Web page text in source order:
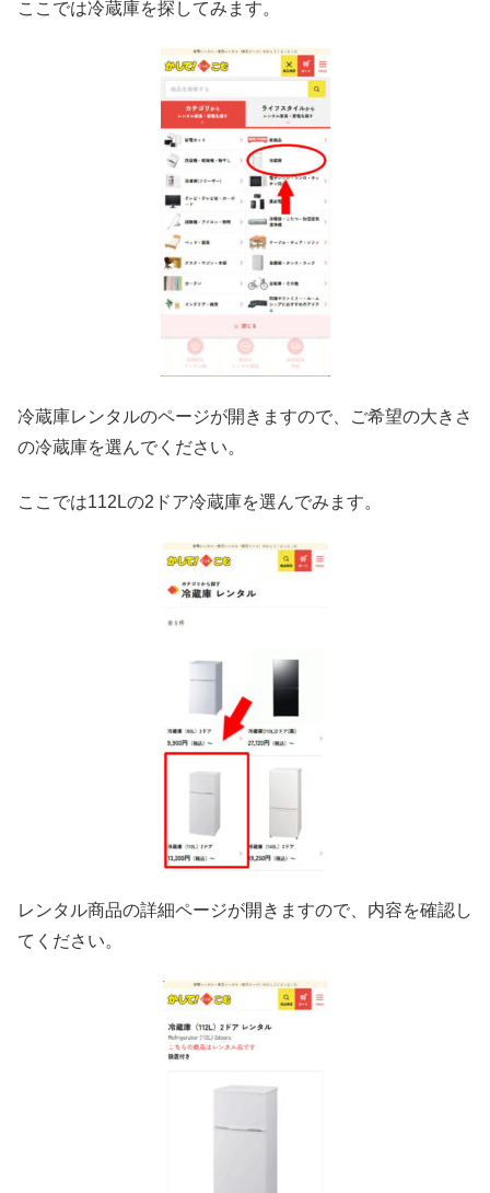
ここでは冷蔵庫を探してみます。
冷蔵庫レンタルのページが開きますので、ご希望の大きさ
の冷蔵庫を選んでください。
ここでは112Lの2ドア冷蔵庫を選んでみます。
レンタル商品の詳細ページが開きますので、内容を確認し
てください。